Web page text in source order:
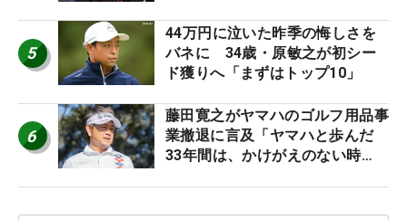
5
44万円に泣いた昨季の悔しさを
バネに 34歳・原敏之が初シー
ド獲りへ「まずはトップ10」
6
藤田寛之がヤマハのゴルフ用品事
業撤退に言及「ヤマハと歩んだ
33年間は、かけがえのない時